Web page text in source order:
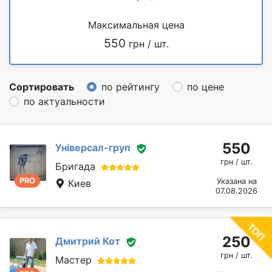
Максимальная цена
550 грн / шт.
Сортировать по рейтингу
по цене
по актуальности
PRO
Універсал-груп
Бригада
Киев
550
грн / шт.
Указана на
07.08.2026
Дмитрий Кот
Мастер
250
грн / шт.